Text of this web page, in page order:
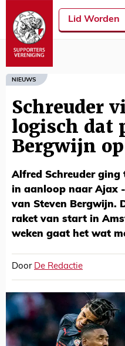
Lid Worden
NIEUWS
Schreuder
logisch dat
Bergwijn
Alfred Schreuder ging
in aanloop naar Ajax
van Steven Bergwijn.
raket van start in
weken gaat het wat
Door De Redactie